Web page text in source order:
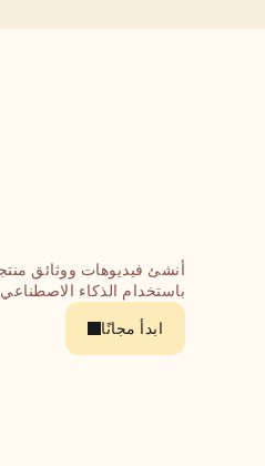
باستخدام الذكاء الاصطناعي
ابدأ مجانًا